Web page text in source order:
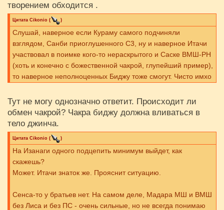
творением обходится .
Цитата Cikоnio ( )
Слушай, наверное если Кураму самого подчиняли
взглядом, Санби приоглушенного C3, ну и наверное Итачи
участвовал в поимке кого-то нераскрытого и Саске ВМШ-РН
(хоть и конечно с божественной чакрой, глупейший пример),
то наверное неполноценных Биджу тоже смогут. Чисто имхо
Тут не могу однозначно ответит. Происходит ли
обмен чакрой? Чакра биджу должна вливаться в
тело джинча.
Цитата Cikоnio ( )
На Изанаги одного подцепить минимум выйдет, как
скажешь?
Может. Итачи знаток же. Прояснит ситуацию.
Сенса-то у братьев нет. На самом деле, Мадара МШ и ВМШ
без Лиса и без ПС - очень сильные, но не всегда понимаю